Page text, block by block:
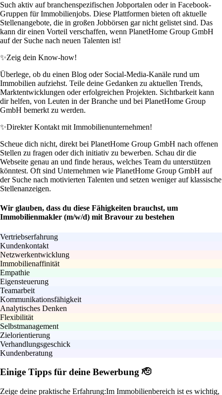
Such aktiv auf branchenspezifischen Jobportalen oder in Facebook-
Gruppen für Immobilienjobs. Diese Plattformen bieten oft aktuelle
Stellenangebote, die in großen Jobbörsen gar nicht gelistet sind. Das
kann dir einen Vorteil verschaffen, wenn PlanetHome Group GmbH
auf der Suche nach neuen Talenten ist!
✨Zeig dein Know-how!
Überlege, ob du einen Blog oder Social-Media-Kanäle rund um
Immobilien aufziehst. Teile deine Gedanken zu aktuellen Trends,
Marktentwicklungen oder erfolgreichen Projekten. Sichtbarkeit kann
dir helfen, von Leuten in der Branche und bei PlanetHome Group
GmbH bemerkt zu werden.
✨Direkter Kontakt mit Immobilienunternehmen!
Scheue dich nicht, direkt bei PlanetHome Group GmbH nach offenen
Stellen zu fragen oder dich initiativ zu bewerben. Schau dir die
Webseite genau an und finde heraus, welches Team du unterstützen
könntest. Oft sind Unternehmen wie PlanetHome Group GmbH auf
der Suche nach motivierten Talenten und setzen weniger auf klassische
Stellenanzeigen.
Wir glauben, dass du diese Fähigkeiten brauchst, um
Immobilienmakler (m/w/d) mit Bravour zu bestehen
Vertriebserfahrung
Kundenkontakt
Netzwerkentwicklung
Immobilienaffinität
Empathie
Eigensteuerung
Teamarbeit
Kommunikationsfähigkeit
Analytisches Denken
Flexibilität
Selbstmanagement
Zielorientierung
Verhandlungsgeschick
Kundenberatung
Einige Tipps für deine Bewerbung 🫡
Zeige deine praktische Erfahrung:Im Immobilienbereich ist es wichtig,